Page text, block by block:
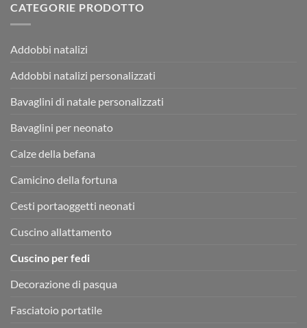
CATEGORIE PRODOTTO
Addobbi natalizi
Addobbi natalizi personalizzati
Bavaglini di natale personalizzati
Bavaglini per neonato
Calze della befana
Camicino della fortuna
Cesti portaoggetti neonati
Cuscino allattamento
Cuscino per fedi
Decorazione di pasqua
Fasciatoio portatile